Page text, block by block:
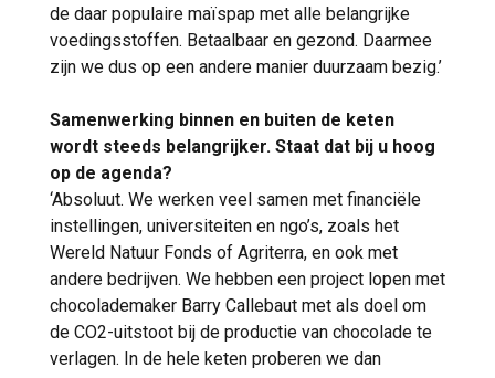
de daar populaire maïspap met alle belangrijke
voedingsstoffen. Betaalbaar en gezond. Daarmee
zijn we dus op een andere manier duurzaam bezig.’
Samenwerking binnen en buiten de keten
wordt steeds belangrijker. Staat dat bij u hoog
op de agenda?
‘Absoluut. We werken veel samen met financiële
instellingen, universiteiten en ngo’s, zoals het
Wereld Natuur Fonds of Agriterra, en ook met
andere bedrijven. We hebben een project lopen met
chocolademaker Barry Callebaut met als doel om
de CO2-uitstoot bij de productie van chocolade te
verlagen. In de hele keten proberen we dan